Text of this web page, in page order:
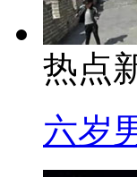
热点
六岁